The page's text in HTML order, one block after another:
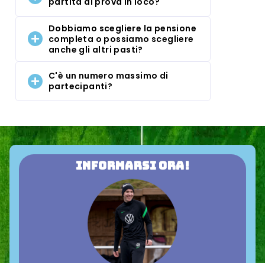
Dobbiamo scegliere la pensione
completa o possiamo scegliere
anche gli altri pasti?
C'è un numero massimo di
partecipanti?
Informarsi ora!